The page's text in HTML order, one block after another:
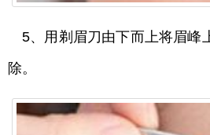
5、用剃眉刀由下而上将眉峰
除。